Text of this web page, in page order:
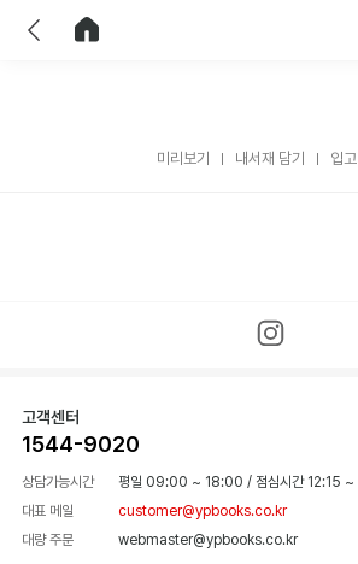
미리보기 내서재 담기 입
고객센터
1544-9020
상담가능시간 평일 09:00 ~ 18:00 / 점심시간 12:15
대표 메일
customer@ypbooks.co.kr
대량 주문
webmaster@ypbooks.co.kr